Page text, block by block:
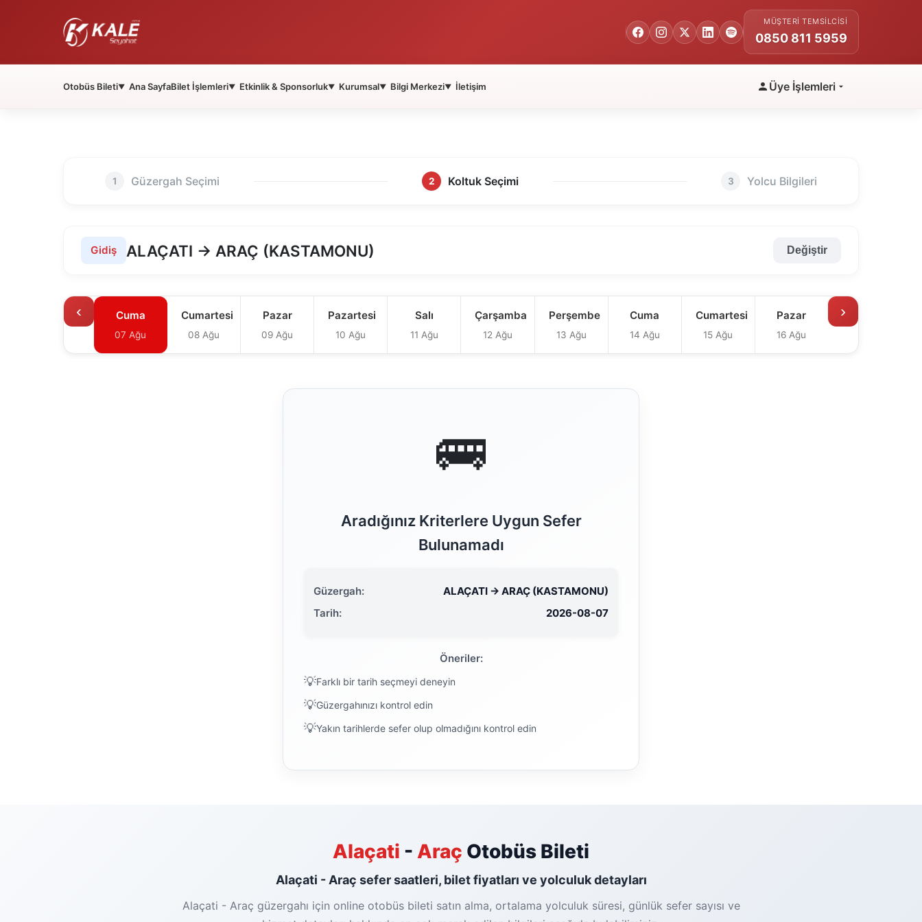
MÜŞTERI TEMSILCISI
0850 811 5959
Otobüs Bileti▼ Ana SayfaBilet İşlemleri▼ Etkinlik & Sponsorluk▼ Kurumsal▼ Bilgi Merkezi▼ İletişim Üye İşlemleri
1 Güzergah Seçimi 2 Koltuk Seçimi 3 Yolcu Bilgileri
Gidiş ALAÇATI → ARAÇ (KASTAMONU) Değiştir
‹ Cuma
07 Ağu
Cumartesi
08 Ağu
Pazar
09 Ağu
Pazartesi
10 Ağu
Salı
11 Ağu
Çarşamba
12 Ağu
Perşembe
13 Ağu
Cuma
14 Ağu
Cumartesi
15 Ağu
Pazar
16 Ağu
›
🚌
Aradığınız Kriterlere Uygun Sefer
Bulunamadı
Güzergah:
ALAÇATI → ARAÇ (KASTAMONU)
Tarih:
2026-08-07
Öneriler:
Farklı bir tarih seçmeyi deneyin
Güzergahınızı kontrol edin
Yakın tarihlerde sefer olup olmadığını kontrol edin
Alaçati - Araç Otobüs Bileti
Alaçati - Araç sefer saatleri, bilet fiyatları ve yolculuk detayları
Alaçati - Araç güzergahı için online otobüs bileti satın alma, ortalama yolculuk süresi, günlük sefer sayısı ve